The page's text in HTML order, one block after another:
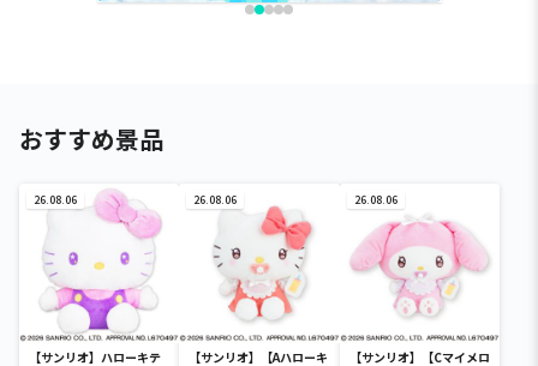
おすすめ景品
26.08.06
【サンリオ】ハローキテ
26.08.06
【サンリオ】【Aハローキ
26.08.06
【サンリオ】【Cマイメロ